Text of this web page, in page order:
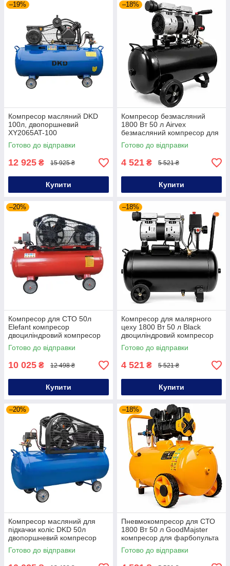
–19%
Компресор масляний DKD
100л, двопоршневий
XY2065AT-100
Готово до відправки
12 925 ₴ 15 925 ₴
Купити
–18%
Компресор безмасляний
1800 Вт 50 л Airvex
безмасляний компресор для
СТО та гаража
Готово до відправки
4 521 ₴ 5 521 ₴
Купити
–20%
Компресор для СТО 50л
Elefant компресор
двоциліндровий компресор
для будинку та гаража
Готово до відправки
10 025 ₴ 12 498 ₴
Купити
–18%
Компресор для малярного
цеху 1800 Вт 50 л Black
двоциліндровий компресор
безмасляний для
фарбопульта
Готово до відправки
4 521 ₴ 5 521 ₴
Купити
–20%
Компресор масляний для
підкачки коліс DKD 50л
двопоршневий компресор
для пневматичного
інструменту
Готово до відправки
–18%
Пневмокомпресор для СТО
1800 Вт 50 л GoodMajster
компресор для фарбопульта
компресор для
автомайстерні
Готово до відправки